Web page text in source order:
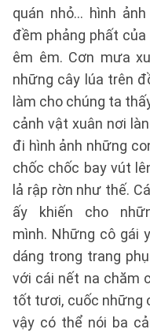
quán nhỏ… hình
đềm phảng phất
êm êm. Cơn mưa
những cây lúa trên
làm cho chúng ta
cảnh vật xuân nơi
đi hình ảnh những
chốc chốc bay vút
lả rập rờn như thế.
ấy khiến cho
mình. Những cô gái
dáng trong trang
với cái nết na chăm
tốt tươi, cuốc những
vậy có thể nói ba